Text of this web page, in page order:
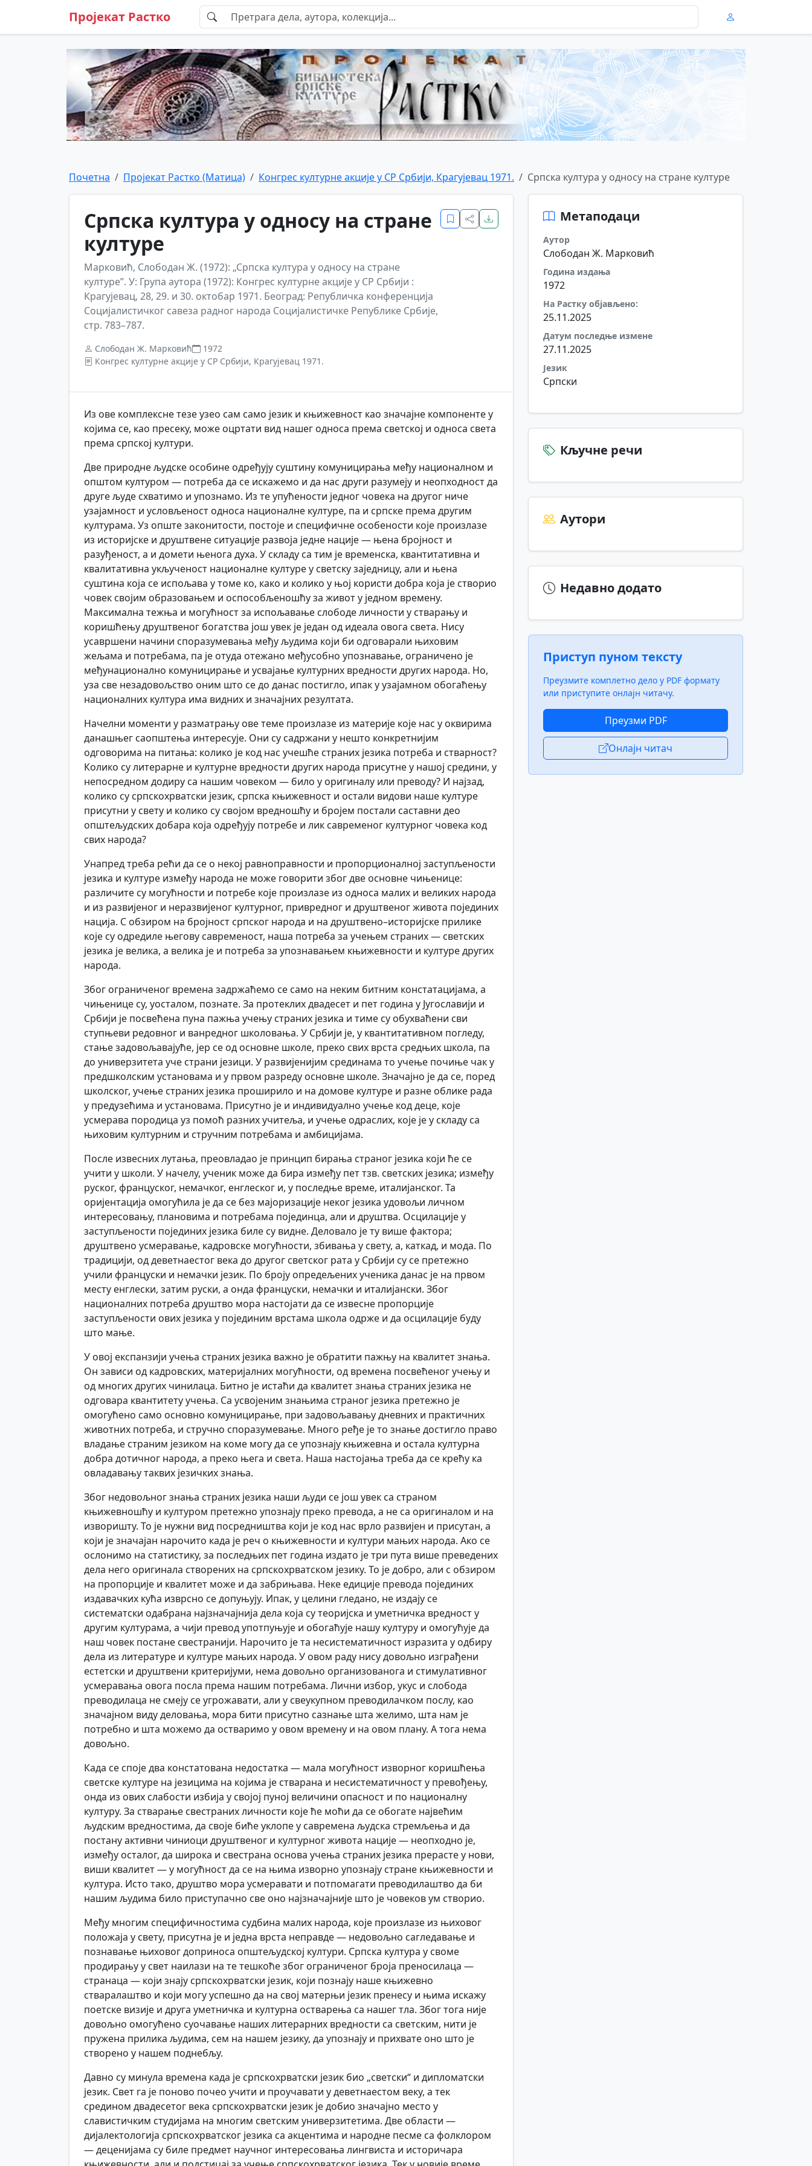
Пројекат Растко
Почетна Пројекат Растко (Матица) Конгрес културне акције у СР Србији, Крагујевац 1971. Српска култура у односу на стране културе
Српска култура у односу на стране
културе
Марковић, Слободан Ж. (1972): „Српска култура у односу на стране
културе”. У: Група аутора (1972): Конгрес културне акције у СР Србији :
Крагујевац, 28, 29. и 30. октобар 1971. Београд: Републичка конференција
Социјалистичког савеза радног народа Социјалистичке Републике Србије,
стр. 783–787.
Слободан Ж. Марковић
1972
Конгрес културне акције у СР Србији, Крагујевац 1971.
Из ове комплексне тезе узео сам само језик и књижевност као значајне компоненте у
којима се, као пресеку, може оцртати вид нашег односа према светској и односа света
према српској култури.
Две природне људске особине одређују суштину комуницирања међу националном и
општом културом — потреба да се искажемо и да нас други разумеју и неопходност да
друге људе схватимо и упознамо. Из те упућености једног човека на другог ниче
узајамност и условљеност односа националне културе, па и српске према другим
културама. Уз опште законитости, постоје и специфичне особености које произлазе
из историјске и друштвене ситуације развоја једне нације — њена бројност и
разуђеност, а и домети њенога духа. У складу са тим је временска, квантитативна и
квалитативна укљученост националне културе у светску заједницу, али и њена
суштина која се испољава у томе ко, како и колико у њој користи добра која је створио
човек својим образовањем и оспособљеношћу за живот у једном времену.
Максимална тежња и могућност за испољавање слободе личности у стварању и
коришћењу друштвеног богатства још увек је један од идеала овога света. Нису
усавршени начини споразумевања међу људима који би одговарали њиховим
жељама и потребама, па је отуда отежано међусобно упознавање, ограничено је
међунационално комуницирање и усвајање културних вредности других народа. Но,
уза све незадовољство оним што се до данас постигло, ипак у узајамном обогаћењу
националних култура има видних и значајних резултата.
Начелни моменти у разматрању ове теме произлазе из материје које нас у оквирима
данашњег саопштења интересује. Они су садржани у нешто конкретнијим
одговорима на питања: колико је код нас учешће страних језика потреба и стварност?
Колико су литерарне и културне вредности других народа присутне у нашој средини, у
непосредном додиру са нашим човеком — било у оригиналу или преводу? И најзад,
колико су српскохрватски језик, српска књижевност и остали видови наше културе
присутни у свету и колико су својом вредношћу и бројем постали саставни део
општељудских добара која одређују потребе и лик савременог културног човека код
свих народа?
Унапред треба рећи да се о некој равноправности и пропорционалној заступљености
језика и културе између народа не може говорити због две основне чињенице:
различите су могућности и потребе које произлазе из односа малих и великих народа
и из развијеног и неразвијеног културног, привредног и друштвеног живота појединих
нација. С обзиром на бројност српског народа и на друштвено–историјске прилике
које су одредиле његову савременост, наша потреба за учењем страних — светских
језика је велика, а велика је и потреба за упознавањем књижевности и културе других
народа.
Због ограниченог времена задржаћемо се само на неким битним констатацијама, а
чињенице су, уосталом, познате. За протеклих двадесет и пет година у Југославији и
Србији је посвећена пуна пажња учењу страних језика и тиме су обухваћени сви
ступњеви редовног и ванредног школовања. У Србији је, у квантитативном погледу,
стање задовољавајуће, јер се од основне школе, преко свих врста средњих школа, па
до универзитета уче страни језици. У развијенијим срединама то учење почиње чак у
предшколским установама и у првом разреду основне школе. Значајно је да се, поред
школског, учење страних језика проширило и на домове културе и разне облике рада
у предузећима и установама. Присутно је и индивидуално учење код деце, које
усмерава породица уз помоћ разних учитеља, и учење одраслих, које је у складу са
њиховим културним и стручним потребама и амбицијама.
После извесних лутања, преовладао је принцип бирања страног језика који ће се
учити у школи. У начелу, ученик може да бира између пет тзв. светских језика; између
руског, француског, немачког, енглеског и, у последње време, италијанског. Та
оријентација омогућила је да се без мајоризације неког језика удовољи личном
интересовању, плановима и потребама појединца, али и друштва. Осцилације у
заступљености појединих језика биле су видне. Деловало је ту више фактора;
друштвено усмеравање, кадровске могућности, збивања у свету, а, каткад, и мода. По
традицији, од деветнаестог века до другог светског рата у Србији су се претежно
учили француски и немачки језик. По броју опредељених ученика данас је на првом
месту енглески, затим руски, а онда француски, немачки и италијански. Због
националних потреба друштво мора настојати да се извесне пропорције
заступљености ових језика у појединим врстама школа одрже и да осцилације буду
што мање.
У овој експанзији учења страних језика важно је обратити пажњу на квалитет знања.
Он зависи од кадровских, материјалних могућности, од времена посвећеног учењу и
од многих других чинилаца. Битно је истаћи да квалитет знања страних језика не
одговара квантитету учења. Са усвојеним знањима страног језика претежно је
омогућено само основно комуницирање, при задовољавању дневних и практичних
животних потреба, и стручно споразумевање. Много ређе је то знање достигло право
владање страним језиком на коме могу да се упознају књижевна и остала културна
добра дотичног народа, а преко њега и света. Наша настојања треба да се крећу ка
овладавању таквих језичких знања.
Због недовољног знања страних језика наши људи се још увек са страном
књижевношћу и културом претежно упознају преко превода, а не са оригиналом и на
изворишту. То је нужни вид посредништва који је код нас врло развијен и присутан, а
који је значајан нарочито када је реч о књижевности и култури мањих народа. Ако се
ослонимо на статистику, за последњих пет година издато је три пута више преведених
дела него оригинала створених на српскохрватском језику. То је добро, али с обзиром
на пропорције и квалитет може и да забрињава. Неке едиције превода појединих
издавачких кућа изврсно се допуњују. Ипак, у целини гледано, не издају се
систематски одабрана најзначајнија дела која су теоријска и уметничка вредност у
другим културама, а чији превод употпуњује и обогаћује нашу културу и омогућује да
наш човек постане свестранији. Нарочито је та несистематичност изразита у одбиру
дела из литературе и културе мањих народа. У овом раду нису довољно изграђени
естетски и друштвени критеријуми, нема довољно организованога и стимулативног
усмеравања овога посла према нашим потребама. Лични избор, укус и слобода
преводилаца не смеју се угрожавати, али у свеукупном преводилачком послу, као
значајном виду деловања, мора бити присутно сазнање шта желимо, шта нам је
потребно и шта можемо да остваримо у овом времену и на овом плану. А тога нема
довољно.
Када се споје два констатована недостатка — мала могућност изворног коришћења
светске културе на језицима на којима је стварана и несистематичност у превођењу,
онда из ових слабости избија у својој пуној величини опасност и по националну
културу. За стварање свестраних личности које ће моћи да се обогате највећим
људским вредностима, да своје биће уклопе у савремена људска стремљења и да
постану активни чиниоци друштвеног и културног живота нације — неопходно је,
између осталог, да широка и свестрана основа учења страних језика прерасте у нови,
виши квалитет — у могућност да се на њима изворно упознају стране књижевности и
култура. Исто тако, друштво мора усмеравати и потпомагати преводилаштво да би
нашим људима било приступачно све оно најзначајније што је човеков ум створио.
Међу многим специфичностима судбина малих народа, које произлазе из њиховог
положаја у свету, присутна је и једна врста неправде — недовољно сагледавање и
познавање њиховог доприноса општељудској култури. Српска култура у своме
продирању у свет наилази на те тешкоће због ограниченог броја преносилаца —
странаца — који знају српскохрватски језик, који познају наше књижевно
стваралаштво и који могу успешно да на свој матерњи језик пренесу и њима искажу
поетске визије и друга уметничка и културна остварења са нашег тла. Због тога није
довољно омогућено суочавање наших литерарних вредности са светским, нити је
пружена прилика људима, сем на нашем језику, да упознају и прихвате оно што је
створено у нашем поднебљу.
Давно су минула времена када је српскохрватски језик био „светски“ и дипломатски
језик. Свет га је поново почео учити и проучавати у деветнаестом веку, а тек
средином двадесетог века српскохрватски језик је добио значајно место у
славистичким студијама на многим светским универзитетима. Две области —
дијалектологија српскохрватског језика са акцентима и народне песме са фолклором
— деценијама су биле предмет научног интересовања лингвиста и историчара
Метаподаци
Аутор
Слободан Ж. Марковић
Година издања
1972
На Растку објављено:
25.11.2025
Датум последње измене
27.11.2025
Језик
Српски
Кључне речи
Аутори
Недавно додато
Приступ пуном тексту
Преузмите комплетно дело у PDF формату
или приступите онлајн читачу.
Преузми PDF
Онлајн читач